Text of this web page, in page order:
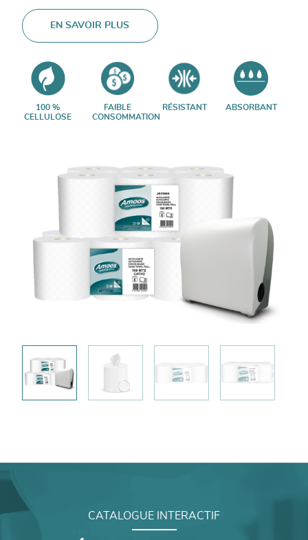
EN SAVOIR PLUS
100 %
CELLULOSE
FAIBLE
CONSOMMATION
RÉSISTANT ABSORBANT
CATALOGUE INTERACTIF